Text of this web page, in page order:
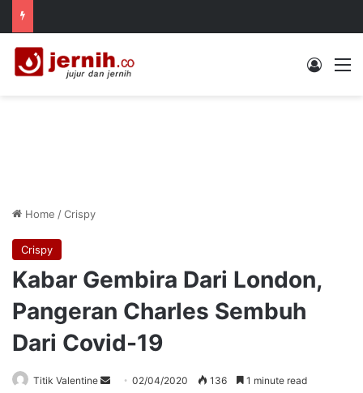
Log In
Home /Crispy
Crispy
Kabar Gembira Dari London,
Pangeran Charles Sembuh
Dari Covid-19
Titik Valentine
Send02/04/2020 136 1 minute read